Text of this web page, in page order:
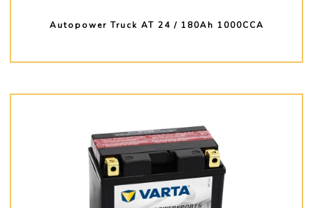
Autopower Truck AT 24 / 180Ah 1000CCA